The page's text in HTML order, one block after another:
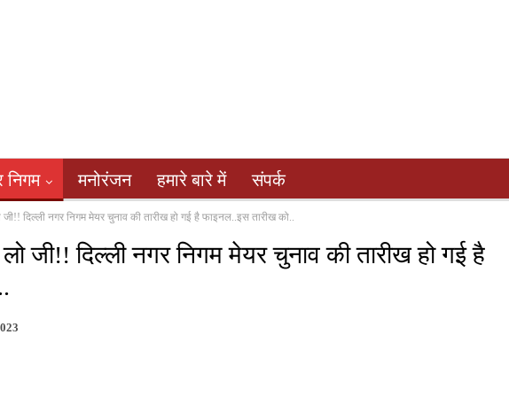
निगम मनोरंजन हमारे बारे में संपर्क
दिल्ली नगर निगम मेयर चुनाव की तारीख हो गई है फाइनल..इस तारीख को..
जी!! दिल्ली नगर निगम मेयर चुनाव की तारीख हो गई है